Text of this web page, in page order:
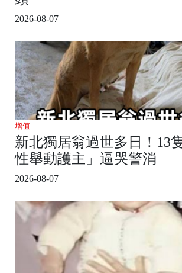
2026-08-07
增值
新北獨居翁過世多日！13
性舉動護主」逼哭警消
2026-08-07